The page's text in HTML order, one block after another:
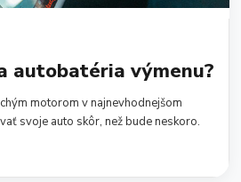
autobatéria výmenu?
motorom v najnevhodnejšom
svoje auto skôr, než bude neskoro.